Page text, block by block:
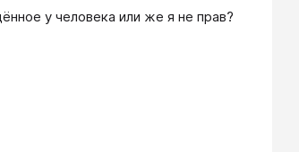
у человека или же я не прав?